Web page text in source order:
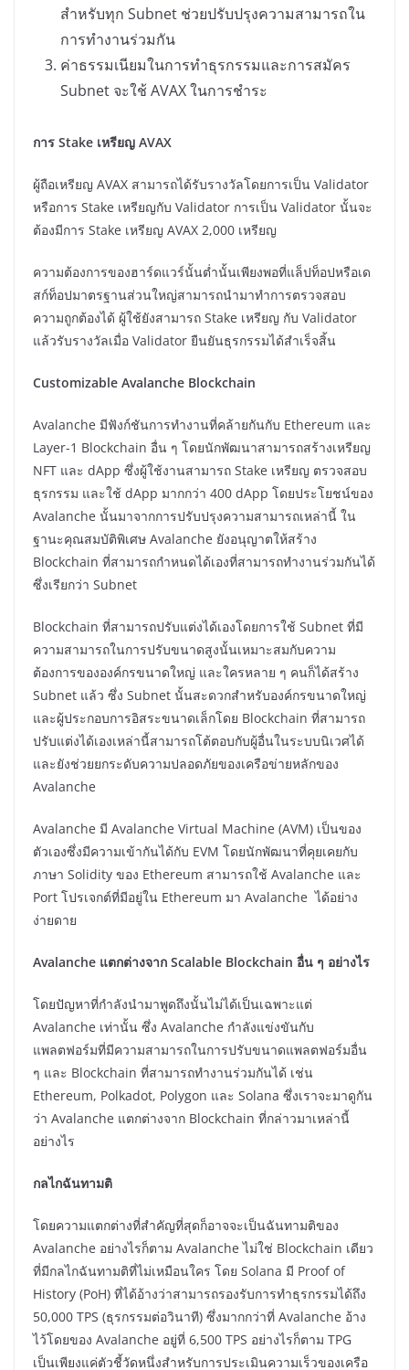
สำหรับทุก Subnet ช่วยปรับปรุงความสามารถใน
การทำงานร่วมกัน
ค่าธรรมเนียมในการทำธุรกรรมและการสมัคร
Subnet จะใช้ AVAX ในการชำระ
การ Stake เหรียญ AVAX
ผู้ถือเหรียญ AVAX สามารถได้รับรางวัลโดยการเป็น Validator
หรือการ Stake เหรียญกับ Validator การเป็น Validator นั้นจะ
ต้องมีการ Stake เหรียญ AVAX 2,000 เหรียญ
ความต้องการของฮาร์ดแวร์นั้นต่ำนั้นเพียงพอที่แล็ปท็อปหรือเด
สก์ท็อปมาตรฐานส่วนใหญ่สามารถนำมาทำการตรวจสอบ
ความถูกต้องได้ ผู้ใช้ยังสามารถ Stake เหรียญ กับ Validator
แล้วรับรางวัลเมื่อ Validator ยืนยันธุรกรรมได้สำเร็จสิ้น
Customizable Avalanche Blockchain
Avalanche มีฟังก์ชันการทำงานที่คล้ายกันกับ Ethereum และ
Layer-1 Blockchain อื่น ๆ โดยนักพัฒนาสามารถสร้างเหรียญ
NFT และ dApp ซึ่งผู้ใช้งานสามารถ Stake เหรียญ ตรวจสอบ
ธุรกรรม และใช้ dApp มากกว่า 400 dApp โดยประโยชน์ของ
Avalanche นั้นมาจากการปรับปรุงความสามารถเหล่านี้ ใน
ฐานะคุณสมบัติพิเศษ Avalanche ยังอนุญาตให้สร้าง
Blockchain ที่สามารถกำหนดได้เองที่สามารถทำงานร่วมกันได้
ซึ่งเรียกว่า Subnet
Blockchain ที่สามารถปรับแต่งได้เองโดยการใช้ Subnet ที่มี
ความสามารถในการปรับขนาดสูงนั้นเหมาะสมกับความ
ต้องการขององค์กรขนาดใหญ่ และใครหลาย ๆ คนก็ได้สร้าง
Subnet แล้ว ซึ่ง Subnet นั้นสะดวกสำหรับองค์กรขนาดใหญ่
และผู้ประกอบการอิสระขนาดเล็กโดย Blockchain ที่สามารถ
ปรับแต่งได้เองเหล่านี้สามารถโต้ตอบกับผู้อื่นในระบบนิเวศได้
และยังช่วยยกระดับความปลอดภัยของเครือข่ายหลักของ
Avalanche
Avalanche มี Avalanche Virtual Machine (AVM) เป็นของ
ตัวเองซึ่งมีความเข้ากันได้กับ EVM โดยนักพัฒนาที่คุยเคยกับ
ภาษา Solidity ของ Ethereum สามารถใช้ Avalanche และ
Port โปรเจกต์ที่มีอยู่ใน Ethereum มา Avalanche ได้อย่าง
ง่ายดาย
Avalanche แตกต่างจาก Scalable Blockchain อื่น ๆ อย่างไร
โดยปัญหาที่กำลังนำมาพูดถึงนั้นไม่ได้เป็นเฉพาะแต่
Avalanche เท่านั้น ซึ่ง Avalanche กำลังแข่งขันกับ
แพลตฟอร์มที่มีความสามารถในการปรับขนาดแพลตฟอร์มอื่น
ๆ และ Blockchain ที่สามารถทำงานร่วมกันได้ เช่น
Ethereum, Polkadot, Polygon และ Solana ซึ่งเราจะมาดูกัน
ว่า Avalanche แตกต่างจาก Blockchain ที่กล่าวมาเหล่านี้
อย่างไร
กลไกฉันทามติ
โดยความแตกต่างที่สำคัญที่สุดก็อาจจะเป็นฉันทามติของ
Avalanche อย่างไรก็ตาม Avalanche ไม่ใช่ Blockchain เดียว
ที่มีกลไกฉันทามติที่ไม่เหมือนใคร โดย Solana มี Proof of
History (PoH) ที่ได้อ้างว่าสามารถรองรับการทำธุรกรรมได้ถึง
50,000 TPS (ธุรกรรมต่อวินาที) ซึ่งมากกว่าที่ Avalanche อ้าง
ไว้โดยของ Avalanche อยู่ที่ 6,500 TPS อย่างไรก็ตาม TPG
เป็นเพียงแค่ตัวชี้วัดหนึ่งสำหรับการประเมินความเร็วของเครือ